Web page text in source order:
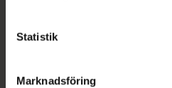
Statistik
Marknadsföring